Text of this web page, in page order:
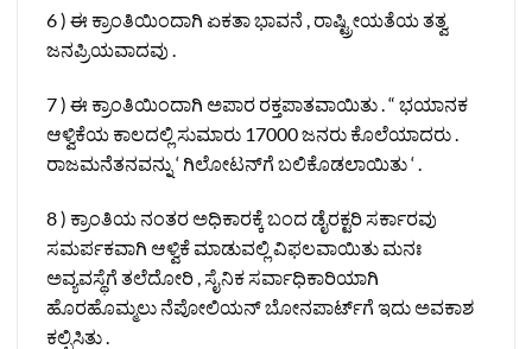
6 ) ಈ ಕ್ರಾಂತಿಯಿಂದಾಗಿ ಏಕತಾ ಭಾವನೆ , ರಾಷ್ಟ್ರೀಯತೆಯ ತತ್ವ
ಜನಪ್ರಿಯವಾದವು .
7 ) ಈ ಕ್ರಾಂತಿಯಿಂದಾಗಿ ಅಪಾರ ರಕ್ತಪಾತವಾಯಿತು . “ ಭಯಾನಕ
ಆಳ್ವಿಕೆಯ ಕಾಲದಲ್ಲಿ ಸುಮಾರು 17000 ಜನರು ಕೊಲೆಯಾದರು .
ರಾಜಮನೆತನವನ್ನು ‘ ಗಿಲೋಟನ್‌ಗೆ ಬಲಿಕೊಡಲಾಯಿತು ‘ .
8 ) ಕ್ರಾಂತಿಯ ನಂತರ ಅಧಿಕಾರಕ್ಕೆ ಬಂದ ಡೈರಕ್ಟರಿ ಸರ್ಕಾರವು
ಸಮರ್ಪಕವಾಗಿ ಆಳ್ವಿಕೆ ಮಾಡುವಲ್ಲಿ ವಿಫಲವಾಯಿತು ಮನಃ
ಅವ್ಯವಸ್ಥೆಗೆ ತಲೆದೋರಿ , ಸೈನಿಕ ಸರ್ವಾಧಿಕಾರಿಯಾಗಿ
ಹೊರಹೊಮ್ಮಲು ನೆಪೋಲಿಯನ್ ಬೋನಪಾರ್ಟ್‌ಗೆ ಇದು ಅವಕಾಶ
ಕಲ್ಪಿಸಿತು .